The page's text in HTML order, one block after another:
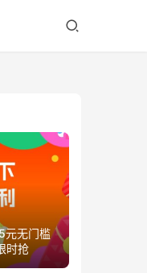
元无门槛
时抢